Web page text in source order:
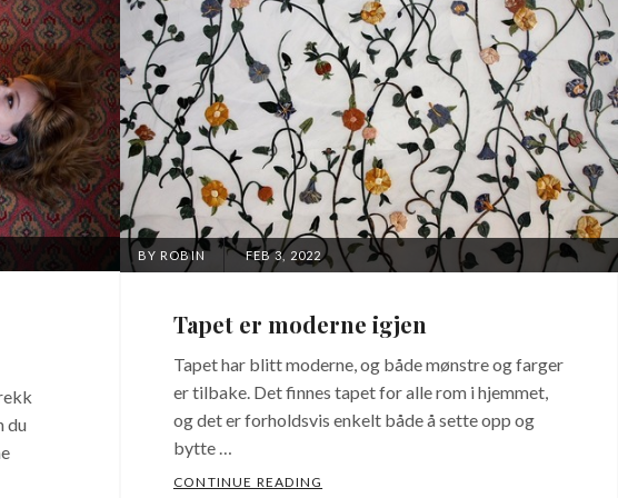
du
BY ROBIN
POSTED
FEB 3, 2022
Tapet er moderne igjen
Tapet har blitt moderne, og både mønstre og farger
er tilbake. Det finnes tapet for alle rom i hjemmet,
og det er forholdsvis enkelt både å sette opp og
bytte …
CONTINUE READING